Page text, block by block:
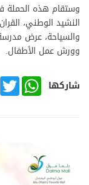
النشيد الوطني،
والسياحة، عرض
وورش عمل الأطفال.
شاركها